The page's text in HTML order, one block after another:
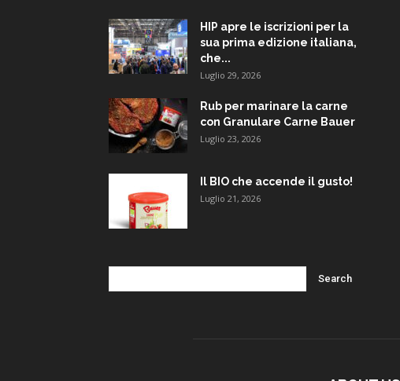
HIP apre le iscrizioni per la
sua prima edizione italiana,
che...
Luglio 29, 2026
Rub per marinare la carne
con Granulare Carne Bauer
Luglio 23, 2026
Il BIO che accende il gusto!
Luglio 21, 2026